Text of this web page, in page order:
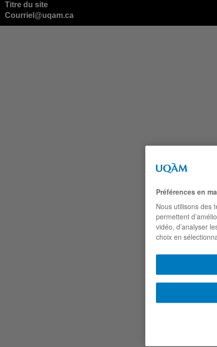
Titre du site
Courriel@uqam.ca
Préférences en
Nous utilisons des
permettent
vidéo, d’analyser
choix en